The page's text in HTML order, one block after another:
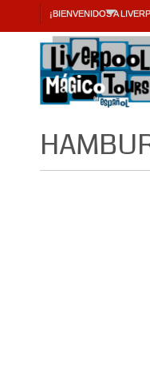
¡BIENVENIDOS A